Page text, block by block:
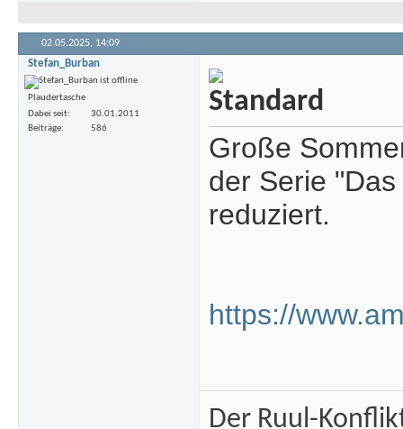
02.05.2025, 14:09
Stefan_Burban
Plaudertasche
Dabei seit
30.01.2011
Beiträge
586
Große
der Serie
reduziert.
https://
Der Ruul-